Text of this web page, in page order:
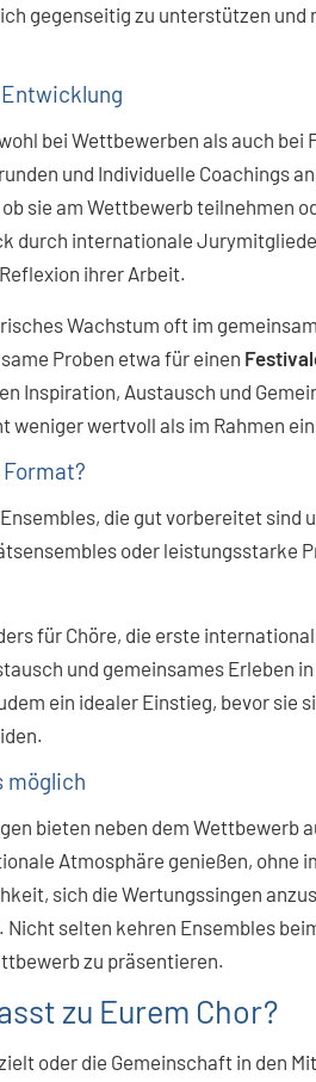
gegenseitig zu unterstützen und
bei Wettbewerben als auch bei
und Individuelle Coachings
sie am Wettbewerb teilnehmen
durch internationale
ihrer Arbeit.
Wachstum oft im
Proben etwa für einen
Inspiration, Austausch und
weniger wertvoll als im Rahmen
die gut vorbereitet sind
oder leistungsstarke
für Chöre, die erste
und gemeinsames Erleben
ein idealer Einstieg, bevor sie
möglich
bieten neben dem Wettbewerb
Atmosphäre genießen, ohne
sich die Wertungssingen
selten kehren Ensembles
zu präsentieren.
zu Eurem Chor?
oder die Gemeinschaft in den